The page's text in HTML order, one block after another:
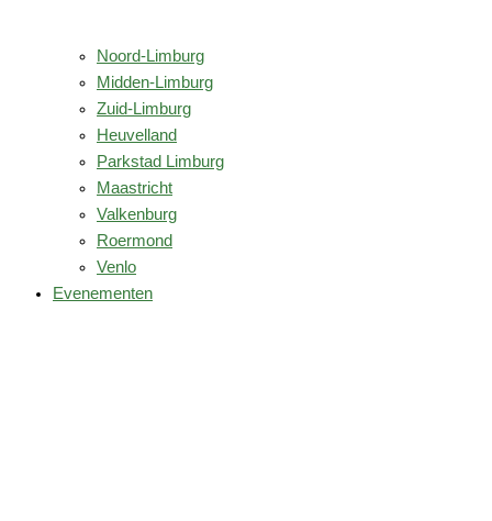
Noord-Limburg
Midden-Limburg
Zuid-Limburg
Heuvelland
Parkstad Limburg
Maastricht
Valkenburg
Roermond
Venlo
Evenementen